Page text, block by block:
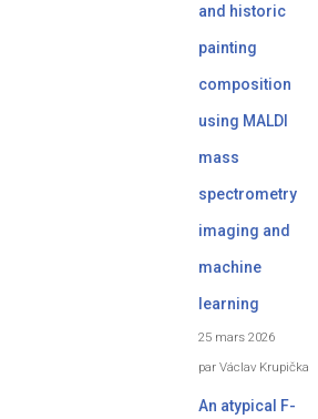
and historic
painting
composition
using MALDI
mass
spectrometry
imaging and
machine
learning
25 mars 2026
par Václav Krupička
An atypical F-